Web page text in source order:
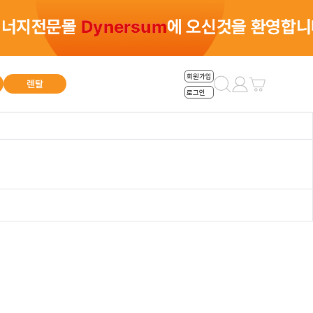
렌탈
회원가입
로그인
총 0건